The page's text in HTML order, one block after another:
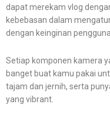
dapat merekam vlog
kebebasan dalam
dengan keinginan
Setiap komponen kamera
banget buat kamu pakai
tajam dan jernih, serta
yang vibrant.